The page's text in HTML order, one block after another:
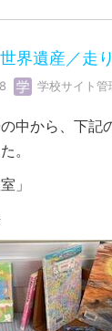
界遺産／走
学校サイト管
中から、下記
。
」